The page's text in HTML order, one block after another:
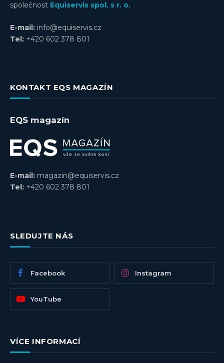
společnost Equiservis spol. s r. o.
E-mail: info@equiservis.cz
Tel: +420 602 378 801
KONTAKT EQS MAGAZÍN
EQS magazín
E-mail: magazin@equiservis.cz
Tel: +420 602 378 801
SLEDUJTE NÁS
Facebook Instagram
YouTube
VÍCE INFORMACÍ